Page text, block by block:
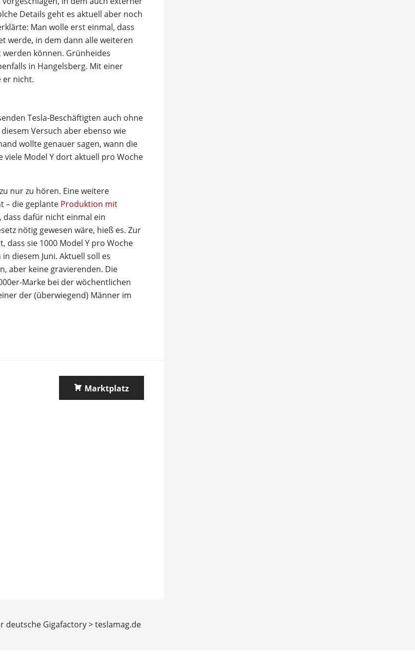
Details geht es aktuell aber noch
Man wolle erst einmal, dass
werde, in dem dann alle weiteren
können. Grünheides
in Hangelsberg. Mit einer
er nicht.
Tesla-Beschäftigten auch ohne
Versuch aber ebenso wie
wollte genauer sagen, wann die
Model Y dort aktuell pro Woche
nur zu hören. Eine weitere
– die geplante Produktion mit
dass dafür nicht einmal ein
nötig gewesen wäre, hieß es. Zur
sie 1000 Model Y pro Woche
diesem Juni. Aktuell soll es
aber keine gravierenden. Die
Marke bei der wöchentlichen
der (überwiegend) Männer im
Marktplatz
deutsche Gigafactory > teslamag.de